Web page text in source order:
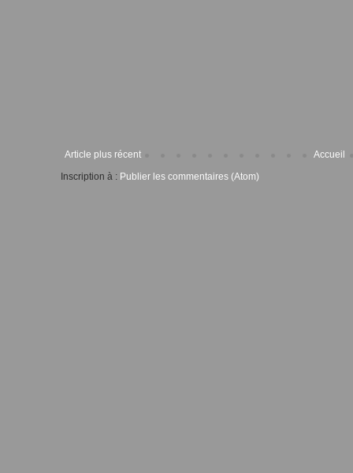
Article plus récent
Accueil
Inscription à : Publier les commentaires (Atom)